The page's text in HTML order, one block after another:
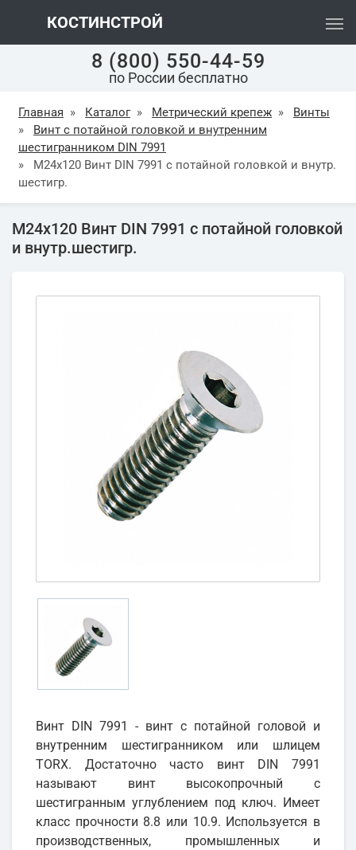
КОСТИНСТРОЙ
8 (800) 550-44-59
по России бесплатно
Главная » Каталог » Метрический крепеж »
Винты
»
Винт с потайной головкой и внутренним
шестигранником DIN 7991
»
М24х120 Винт DIN 7991 с потайной головкой и внутр.
шестигр.
М24х120 Винт DIN 7991 с потайной головкой
и внутр.шестигр.
Винт DIN 7991 - винт с потайной головой и
внутренним шестигранником или шлицем
TORX. Достаточно часто винт DIN 7991
называют винт высокопрочный с
шестигранным углублением под ключ. Имеет
класс прочности 8.8 или 10.9. Используется в
производственных, промышленных и